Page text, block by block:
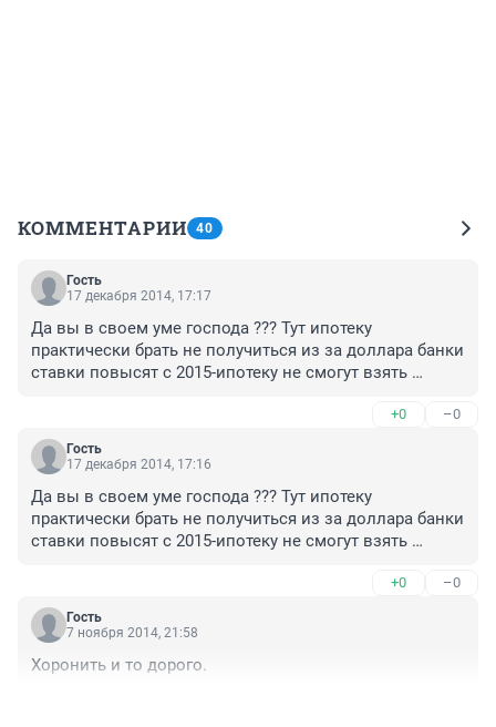
КОММЕНТАРИИ 40
Гость
17 декабря 2014, 17:17
Да вы в своем уме господа ??? Тут ипотеку
практически брать не получиться из за доллара банки
ставки повысят с 2015-ипотеку не смогут взять
регионах РФ 60-70% только ипотека.Цены просто
колом встать могут и пойдут вниз вот этого мы и
боимся-потому стремимся продать сейчас свою
приходят только с ипотекой почти-представьте такое
завтра ставка будет неподъемной и как продать
квартиру за 3 млн ??? если у людей нет денег ???
+0 –0
Гость
17 декабря 2014, 17:16
Да вы в своем уме господа ??? Тут ипотеку
практически брать не получиться из за доллара банки
ставки повысят с 2015-ипотеку не смогут взять
регионах РФ 60-70% только ипотека.Цены просто
колом встать могут и пойдут вниз вот этого мы и
боимся-потому стремимся продать сейчас свою
приходят только с ипотекой почти-представьте такое
+0 –0
Гость
7 ноября 2014, 21:58
Хоронить и то дорого.